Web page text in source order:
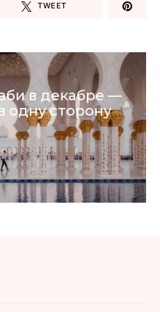
TWEET
в декабре —
одну сторону